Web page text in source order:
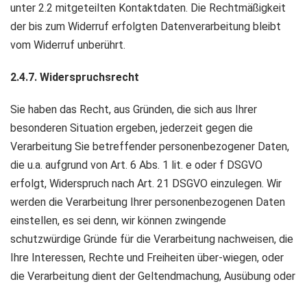
unter 2.2 mitgeteilten Kontaktdaten. Die Rechtmäßigkeit
der bis zum Widerruf erfolgten Datenverarbeitung bleibt
vom Widerruf unberührt.
2.4.7. Widerspruchsrecht
Sie haben das Recht, aus Gründen, die sich aus Ihrer
besonderen Situation ergeben, jederzeit gegen die
Verarbeitung Sie betreffender personenbezogener Daten,
die u.a. aufgrund von Art. 6 Abs. 1 lit. e oder f DSGVO
erfolgt, Widerspruch nach Art. 21 DSGVO einzulegen. Wir
werden die Verarbeitung Ihrer personenbezogenen Daten
einstellen, es sei denn, wir können zwingende
schutzwürdige Gründe für die Verarbeitung nachweisen, die
Ihre Interessen, Rechte und Freiheiten über-wiegen, oder
die Verarbeitung dient der Geltendmachung, Ausübung oder